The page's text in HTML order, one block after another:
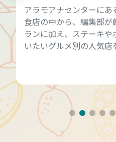
アラモアナセンターに
食店の中から、編集部
ランに加え、ステーキ
いたいグルメ別の人気店